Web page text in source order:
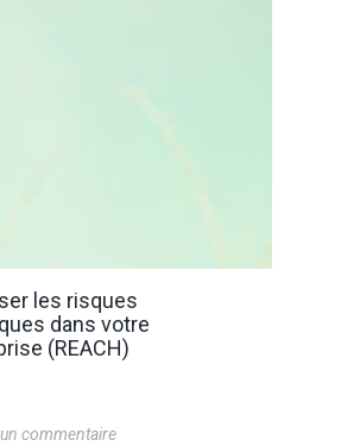
les risques
dans votre
(REACH)
commentaire